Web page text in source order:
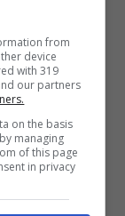
from
device
with 319
our partners
on the basis
managing
of this page
in privacy